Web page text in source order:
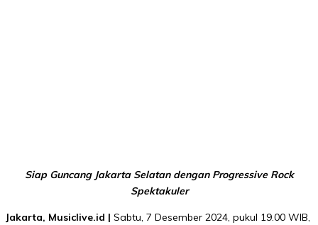
Siap Guncang Jakarta Selatan dengan Progressive Rock
Spektakuler
Jakarta, Musiclive.id | Sabtu, 7 Desember 2024, pukul 19.00 WIB,